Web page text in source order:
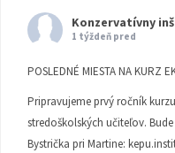
Konzervatívny
1 týždeň pred
POSLEDNÉ MIESTA NA KURZ
Pripravujeme prvý ročník
stredoškolských učiteľov.
Bystrička pri Martine: